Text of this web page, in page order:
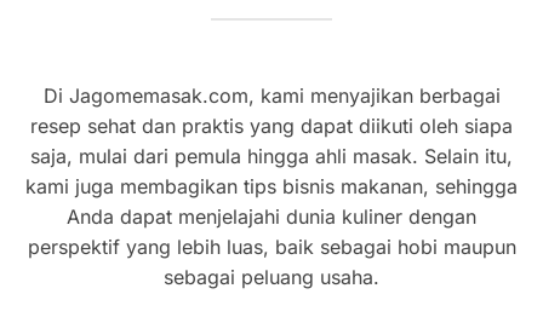
Di Jagomemasak.com, kami menyajikan berbagai
resep sehat dan praktis yang dapat diikuti oleh siapa
saja, mulai dari pemula hingga ahli masak. Selain itu,
kami juga membagikan tips bisnis makanan, sehingga
Anda dapat menjelajahi dunia kuliner dengan
perspektif yang lebih luas, baik sebagai hobi maupun
sebagai peluang usaha.